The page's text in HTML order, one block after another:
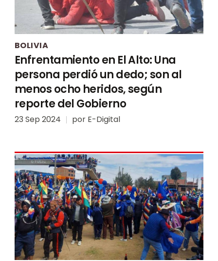
BOLIVIA
Enfrentamiento en El Alto: Una
persona perdió un dedo; son al
menos ocho heridos, según
reporte del Gobierno
23 Sep 2024 por E-Digital